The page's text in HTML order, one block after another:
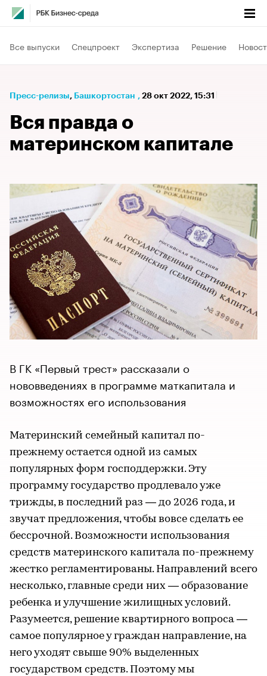
Все выпуски Спецпроект Экспертиза Решение
Пресс-релизы⁠, Башкортостан , 28 окт 2022, 15:31
Вся правда о
материнском капитале
В ГК «Первый трест» рассказали о
нововведениях в программе маткапитала и
возможностях его использования
Материнский семейный капитал по-
прежнему остается одной из самых
популярных форм господдержки. Эту
программу государство продлевало уже
трижды, в последний раз — до 2026 года, и
звучат предложения, чтобы вовсе сделать ее
бессрочной. Возможности использования
средств материнского капитала по-прежнему
жестко регламентированы. Направлений всего
несколько, главные среди них — образование
ребенка и улучшение жилищных условий.
Разумеется, решение квартирного вопроса —
самое популярное у граждан направление, на
него уходят свыше 90% выделенных
государством средств. Поэтому мы